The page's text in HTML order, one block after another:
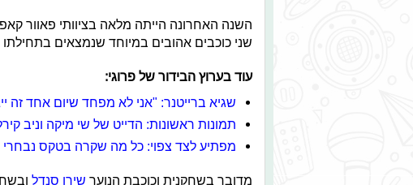
השנה האחרונה הייתה מלאה בציוותי פאוור
שני כוכבים אהובים במיוחד שנמצאים
עוד בערוץ הבידור של פרוגי:
שגיא ברייטנר: "אני לא מפחד שיום אחד זה
תמונות ראשונות: הדייט של שי מיקה וניב
מפתיע לצד צפוי: כל מה שקרה בטקס נבחרי
מדובר בשחקנית וכוכבת הנוער שירן סנדל